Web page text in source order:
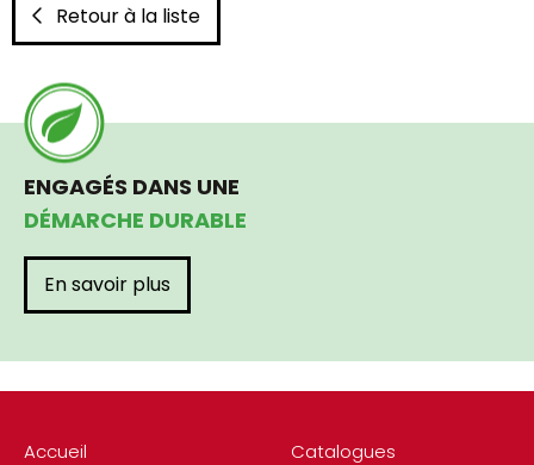
Retour à la liste
Accueil
Catalogues
ENGAGÉS DANS UNE
DÉMARCHE DURABLE
En savoir plus